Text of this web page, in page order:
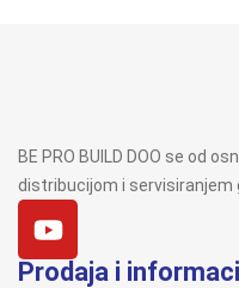
BE PRO BUILD DOO se od
distribucijom i servisiranjem
Prodaja i